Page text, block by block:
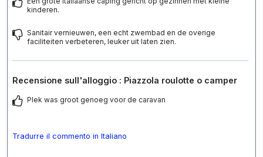
kinderen.
Sanitair vernieuwen, een echt zwembad en de overige
faciliteiten verbeteren, leuker uit laten zien.
Recensione sull'alloggio : Piazzola roulotte o camper
Plek was groot genoeg voor de caravan
Tradurre il commento in Italiano